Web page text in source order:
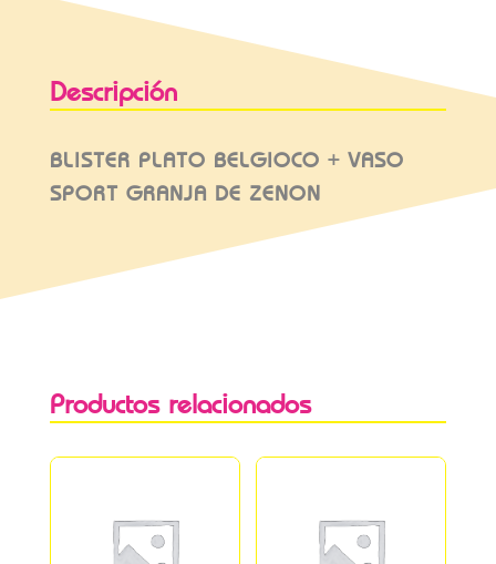
Descripción
BLISTER PLATO BELGIOCO + VASO
SPORT GRANJA DE ZENON
Productos relacionados